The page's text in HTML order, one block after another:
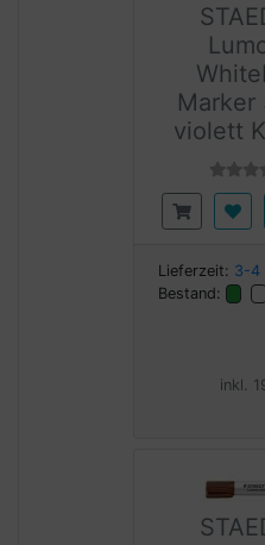
Marker
violett
Lieferzeit: 3-4
Bestand:
inkl.